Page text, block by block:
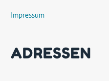
Impressum
ADRESSEN